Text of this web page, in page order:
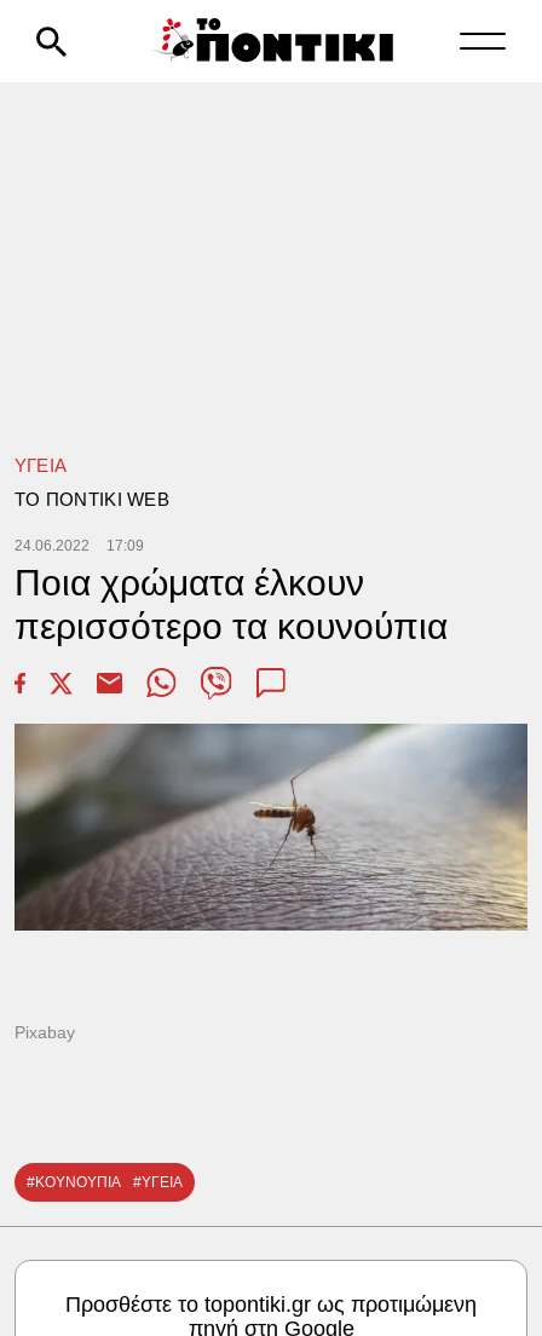
ΥΓΕΙΑ
TΟ ΠΟΝΤΙΚΙ WEB
24.06.2022 17:09
Ποια χρώματα έλκουν
περισσότερο τα κουνούπια
Pixabay
#ΚΟΥΝΟΥΠΙΑ #ΥΓΕΙΑ
Προσθέστε το topontiki.gr ως προτιμώμενη
πηγή στη Google